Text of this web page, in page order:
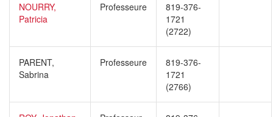
NOURRY,
Patricia
Professeure
819-376-
1721
(2722)
PARENT,
Sabrina
Professeure
819-376-
1721
(2766)